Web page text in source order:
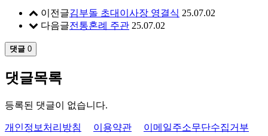
이전글김부돌 초대이사장 영결식 25.07.02
다음글전통혼례 주관 25.07.02
댓글 0
댓글목록
등록된 댓글이 없습니다.
개인정보처리방침 이용약관
이메일주소무단수집거부